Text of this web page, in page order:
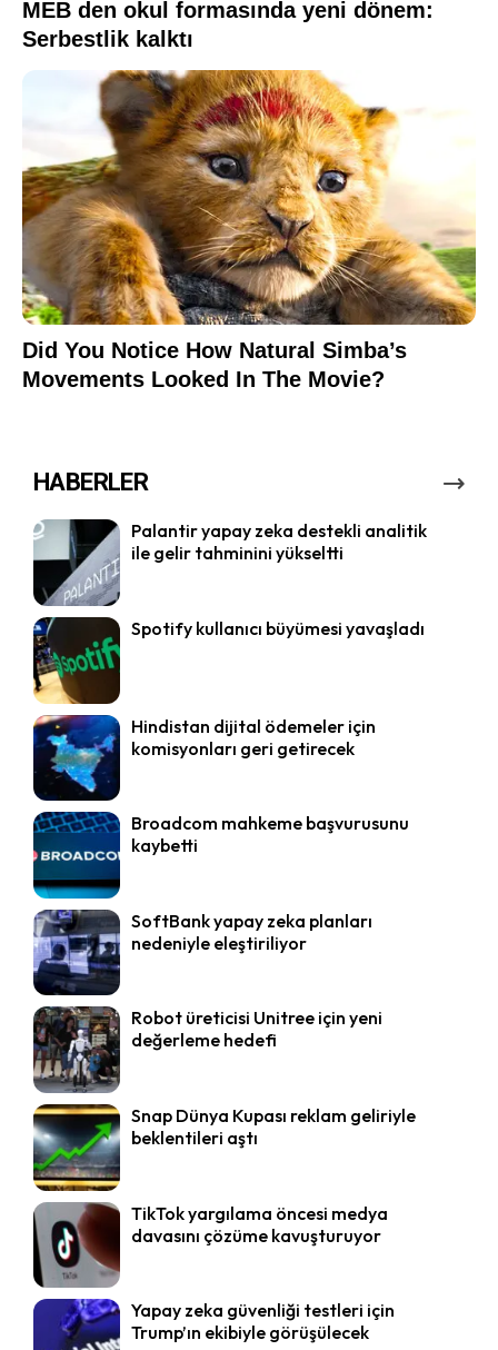
HABERLER
Palantir yapay zeka destekli analitik
ile gelir tahminini yükseltti
Spotify kullanıcı büyümesi yavaşladı
Hindistan dijital ödemeler için
komisyonları geri getirecek
Broadcom mahkeme başvurusunu
kaybetti
SoftBank yapay zeka planları
nedeniyle eleştiriliyor
Robot üreticisi Unitree için yeni
değerleme hedefi
Snap Dünya Kupası reklam geliriyle
beklentileri aştı
TikTok yargılama öncesi medya
davasını çözüme kavuşturuyor
Yapay zeka güvenliği testleri için
Trump’ın ekibiyle görüşülecek